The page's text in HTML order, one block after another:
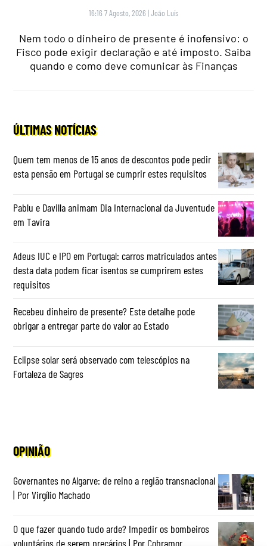
16:16 7 Agosto, 2026 |João Luís
Nem todo o dinheiro de presente é inofensivo: o
Fisco pode exigir declaração e até imposto. Saiba
quando e como deve comunicar às Finanças
ÚLTIMAS NOTÍCIAS
Quem tem menos de 15 anos de descontos pode pedir
esta pensão em Portugal se cumprir estes requisitos
Pablu e Davilla animam Dia Internacional da Juventude
em Tavira
Adeus IUC e IPO em Portugal: carros matriculados antes
desta data podem ficar isentos se cumprirem estes
requisitos
Recebeu dinheiro de presente? Este detalhe pode
obrigar a entregar parte do valor ao Estado
Eclipse solar será observado com telescópios na
Fortaleza de Sagres
OPINIÃO
Governantes no Algarve: de reino a região transnacional
| Por Virgílio Machado
O que fazer quando tudo arde? Impedir os bombeiros
voluntários de serem precários | Por Cobramor